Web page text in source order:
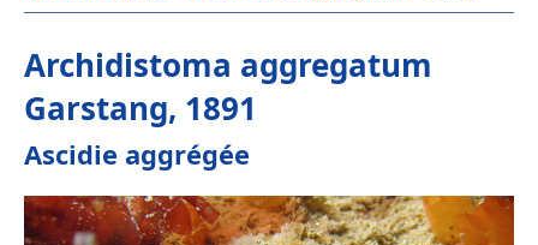
Archidistoma aggregatum
Garstang, 1891
Ascidie aggrégée